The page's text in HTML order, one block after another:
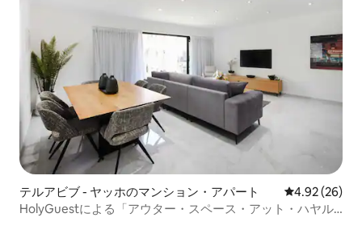
テルアビブ - ヤッホのマンション・アパート レビュー26
4.92 (26)
HolyGuestによる「アウター・スペース・アット・ハヤル